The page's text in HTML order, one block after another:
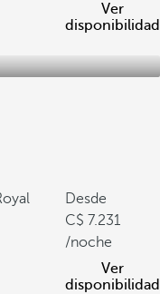
Ver
disponibilidad
Desde
7.231
/noche
Ver
disponibilidad